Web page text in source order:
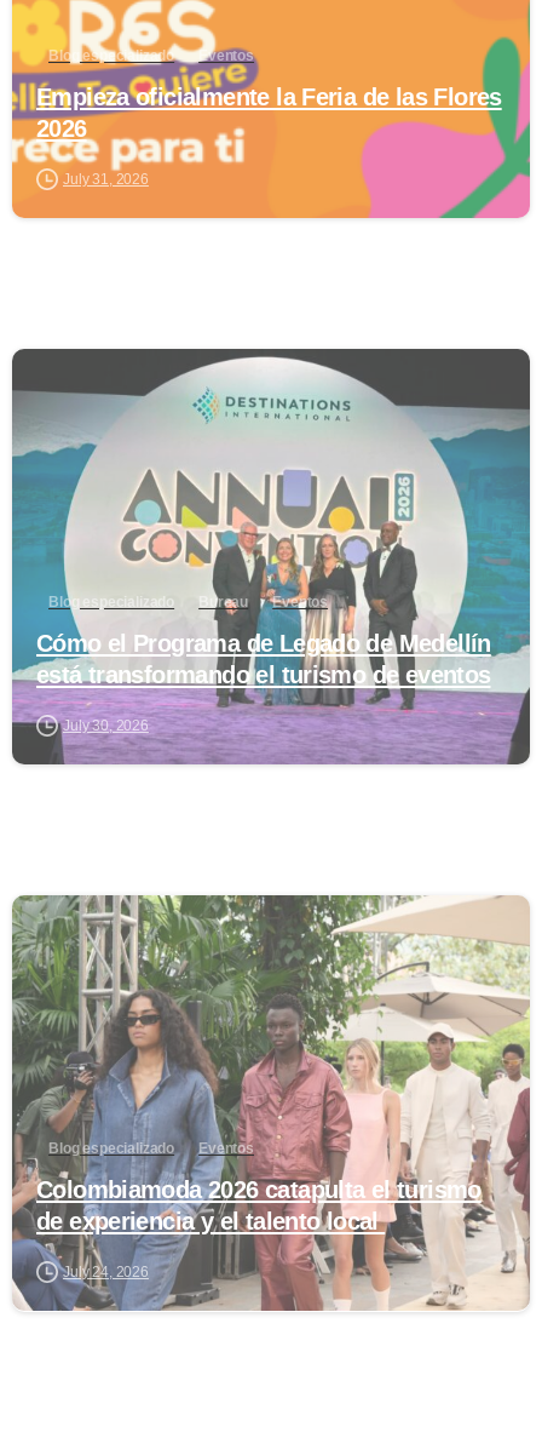
Blog especializado Eventos
Empieza oficialmente la Feria de las Flores
2026
July 31, 2026
Blog especializado Bureau Eventos
Cómo el Programa de Legado de Medellín
está transformando el turismo de eventos
July 30, 2026
0
Blog especializado Eventos
Colombiamoda 2026 catapulta el turismo
de experiencia y el talento local
July 24, 2026